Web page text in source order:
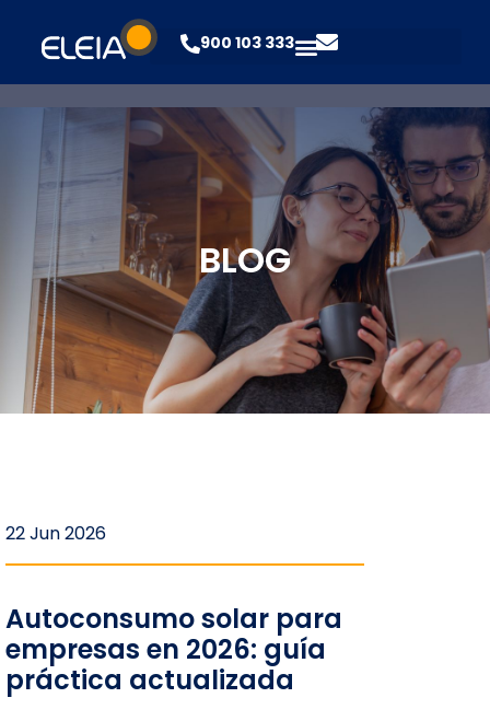
900 103 333
BLOG
22 Jun 2026
Autoconsumo solar para
empresas en 2026: guía
práctica actualizada